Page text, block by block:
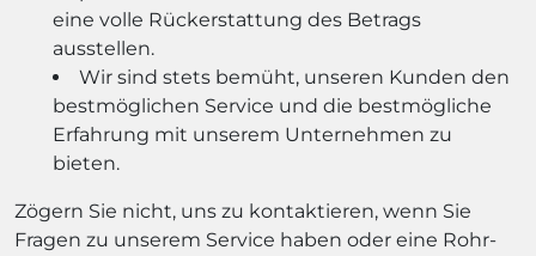
eine volle Rückerstattung des Betrags
ausstellen.
Wir sind stets bemüht, unseren Kunden den
bestmöglichen Service und die bestmögliche
Erfahrung mit unserem Unternehmen zu
bieten.
Zögern Sie nicht, uns zu kontaktieren, wenn Sie
Fragen zu unserem Service haben oder eine Rohr-